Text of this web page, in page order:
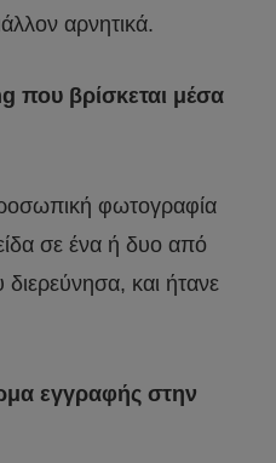
αρνητικά.
που βρίσκεται μέσα
φωτογραφία
σε ένα ή δυο από
διερεύνησα, και ήτανε
εγγραφής στην